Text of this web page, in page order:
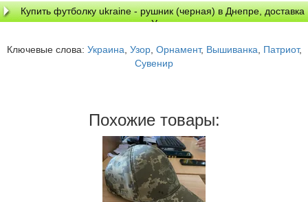
Купить футболку ukraine - рушник (черная) в Днепре, доставка
по Украине
Ключевые слова: Украина, Узор, Орнамент, Вышиванка, Патриот,
Сувенир
Похожие товары: